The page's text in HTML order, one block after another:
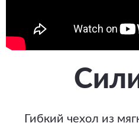
Гибкий чехол из